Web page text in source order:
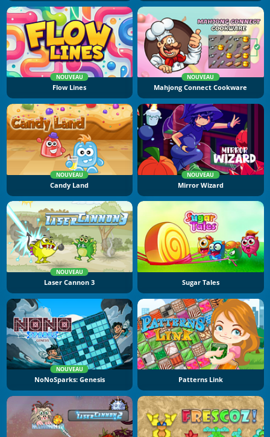
NOUVEAU
Flow Lines
NOUVEAU
Mahjong Connect Cookware
NOUVEAU
Candy Land
NOUVEAU
Mirror Wizard
NOUVEAU
Laser Cannon 3 Sugar Tales
NOUVEAU
NoNoSparks: Genesis Patterns Link